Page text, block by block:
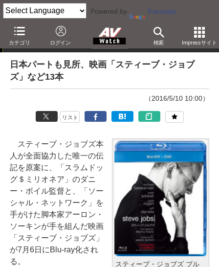
Powered by Translate
カテゴリ ログイン 検索 Impressサイト
「Blu-ray発売日一覧」の更新情報
日本パートも見所、映画「スティーブ・ジョブ
ズ」など13本
（2016/5/10 10:00）
リスト
スティーブ・ジョブズ ブル
スティーブ・ジョブズ本
人が全面協力した唯一の伝
記を原案に、「スラムドッ
グ＄ミリオネア」のダニ
ー・ボイル監督と、「ソー
シャル・ネットワーク」を
手がけた脚本家アーロン・
ソーキンが手を組んだ映画
「スティーブ・ジョブズ」
が7月6日にBlu-ray化され
る。